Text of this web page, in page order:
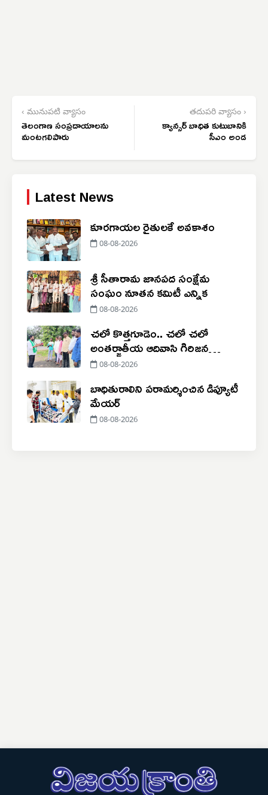
‹ మునుపటి వ్యాసం
తెలంగాణ సంప్రదాయాలను
మంటగలిపారు
తదుపరి వ్యాసం ›
క్యాన్సర్ బాధిత కుటుబానికి
సీఎం అండ
Latest News
కూరగాయల రైతులకే అవకాశం
08-08-2026
శ్రీ సీతారామ జానపద సంక్షేమ
సంఘం నూతన కమిటీ ఎన్నిక
08-08-2026
చలో కొత్తగూడెం.. చలో చలో
అంతర్జాతీయ ఆదివాసి గిరిజన
దినోత్సవ సభ
08-08-2026
బాధితురాలిని పరామర్శించిన డిప్యూటీ
మేయర్
08-08-2026